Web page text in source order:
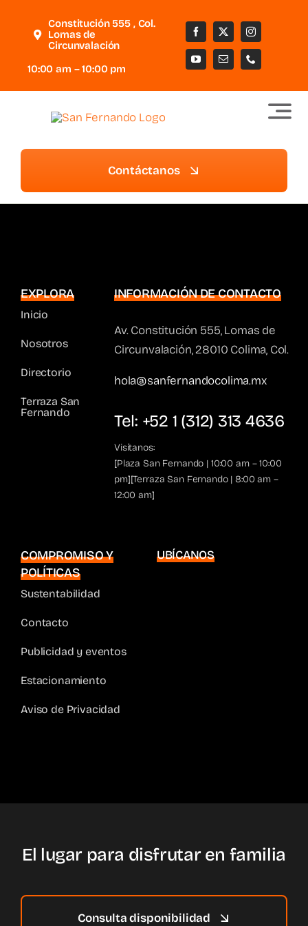
contenido
Constitución 555 , Col.
Lomas de
Circunvalación
10:00 am – 10:00 pm
Contáctanos
INFORMACIÓN DE CONTACTO
Av. Constitución 555, Lomas de
Circunvalación, 28010 Colima, Col.
hola@sanfernandocolima.mx
Tel: +52 1 (312) 313 4636
Visítanos:
[Plaza San Fernando | 10:00 am – 10:00
pm][Terraza San Fernando | 8:00 am –
12:00 am]
EXPLORA
Inicio
Nosotros
Directorio
Terraza San
Fernando
COMPROMISO Y
POLÍTICAS
Sustentabilidad
Contacto
Publicidad y eventos
Estacionamiento
Aviso de Privacidad
UBÍCANOS
El lugar para disfrutar en familia
Consulta disponibilidad